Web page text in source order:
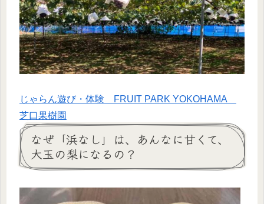
じゃらん遊び・体験 FRUIT PARK YOKOHAMA
芝口果樹園
なぜ「浜なし」は、あんなに甘くて、
大玉の梨になるの？